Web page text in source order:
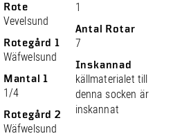
Rote
Vevelsund
Rotegård 1
Wäfwelsund
Mantal 1
1/4
Rotegård 2
Wäfwelsund
1
Antal Rotar
7
Inskannad
källmaterialet till
denna socken är
inskannat